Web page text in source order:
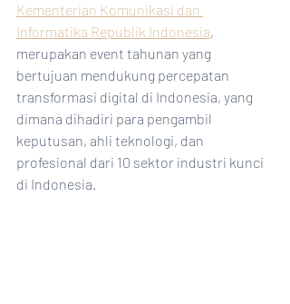
Kementerian Komunikasi dan
Informatika Republik Indonesia,
merupakan event tahunan yang
bertujuan mendukung percepatan
transformasi digital di Indonesia, yang
dimana dihadiri para pengambil
keputusan, ahli teknologi, dan
profesional dari 10 sektor industri kunci
di Indonesia.